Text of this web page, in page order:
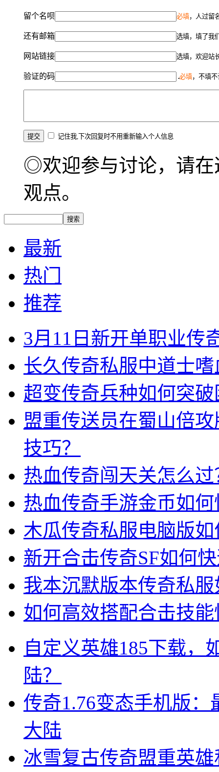
留个名呗 必填，人过留
还有邮箱 选填，填了我
网站链接 选填，欢迎站
验证的码 必填，不填
记住我,下次回复时不用重新输入个人信息
◎欢迎参与讨论，请在
观点。
最新
热门
推荐
3月11日新开单职业传
长久传奇私服中道士
超变传奇兵种如何突
盟重传送员在蜀山倍
技巧？
热血传奇闯天关怎么
热血传奇手游金币如
木瓜传奇私服电脑版
新开合击传奇SF如何
我本沉默版本传奇私
如何高效搭配合击技能
自定义英雄185下载，
陆？
传奇1.76变态手机版
大陆
冰雪复古传奇盟重英